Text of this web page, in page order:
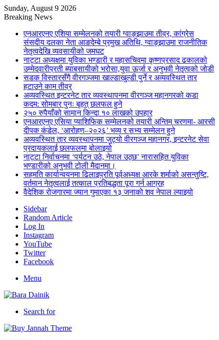
Sunday, August 9 2026
Breaking News
एनआरएनए एशिया सम्मेलनको तयारी ग्वाङ्झाउमा तीव्र, कांग्रेस
संसदीय दलका नेता आङदेम्बे प्रमुख अतिथि, ग्वाङ्झाउमा राजनीतिक
नेतृत्वदेखि व्यवसायीको जमघट
नाट्टा अध्यक्षमा युविका भण्डारी र महासचिवमा कृष्णप्रसाद ढकालको
उम्मेदवारीप्रती ब्याबसायीको भरोसा,युवा ऊर्जा र अनुभवी नेतृत्वको जोडी
सडक विस्तारसँगै वीरगञ्जमा खाल्डाखुल्डी पुर्ने र अव्यवस्थित तार
हटाउने काम तीव्र
अव्यवस्थित इन्टरनेट तार व्यवस्थापनमा वीरगञ्ज महानगरको कडा
कदम: सोमबार पुनः बृहत् छलफल हुने
२५० रुपैयाँको सामान किन्दा १० लाखको उपहार
एनआरएनए एसिया प्याशिफिक सम्मेलनको तयारी अन्तिम चरणमा- आरसी
दीपक कंडेल, ‘आरोहण–२०२६’ भव्य र सभ्य सम्मेलन हुने
अव्यवस्थित तार व्यवस्थापनमा जुट्यो वीरगञ्ज महानगर, इन्टरनेट सेवा
प्रदायकलाई छलफलमा बोलाइयो
नाट्टा निर्वाचनमा ‘पर्यटन उठे, नेपाल उठ्छ’ नारासहित युविका
भण्डारीको अनुभवी टोली मैदानमा।
सहमति कार्यान्वयनमा ढिलाइप्रति पूर्वअध्यक्ष आरके शर्माको असन्तुष्टि,
वर्तमान नेतृत्वलाई तत्काल प्रतिबद्धता पूरा गर्न आग्रह
वैदेशिक रोजगारमा ज्यान गुमाएका १३ जनाको शव नेपाल ल्याइयो
Sidebar
Random Article
Log In
Instagram
YouTube
Twitter
Facebook
Menu
Search for